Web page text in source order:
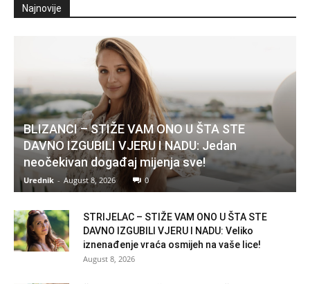
Najnovije
BLIZANCI – STIŽE VAM ONO U ŠTA STE
DAVNO IZGUBILI VJERU I NADU: Jedan
neočekivan događaj mijenja sve!
Urednik - August 8, 2026 0
STRIJELAC – STIŽE VAM ONO U ŠTA STE
DAVNO IZGUBILI VJERU I NADU: Veliko
iznenađenje vraća osmijeh na vaše lice!
August 8, 2026